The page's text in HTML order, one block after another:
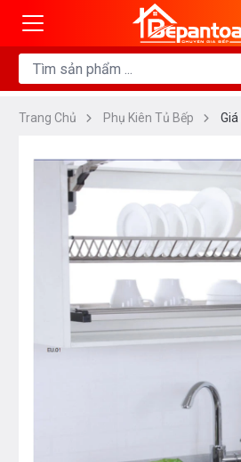
Trang Chủ Phụ Kiên Tủ Bếp